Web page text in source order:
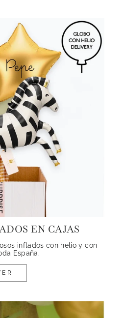
EN CAJAS
inflados con helio y con
España.